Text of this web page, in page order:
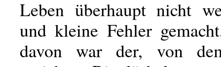
Leben überhaupt nicht
und kleine Fehler
davon war der, von